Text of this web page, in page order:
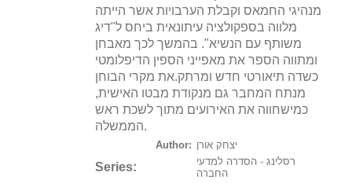
מנהיגי החמאס וקבלת הערבויות אשר הייתה
מלווה בספקולציה עיתונאית ביחס ל"דיג
משותף עם הנשיא". בהמשך לכך מאבחן
ומתווה הספר את מאפייני הספין הדיפלומטי
כשדה תיאורטי חדש ומרתק.את מקרי הבוחן
מנתח המחבר גם מנקודת מבטו האישית,
כמישחווה את האירועים מתוך לשכת ראש
הממשלה.
Author: יצחק אורן
Series:
רסלינג - הסדרה למדעי
החברה